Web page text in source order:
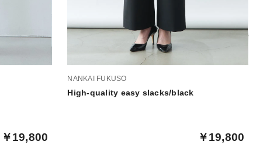
￥19,800
NANKAI FUKUSO
High-quality easy slacks/black
￥19,800